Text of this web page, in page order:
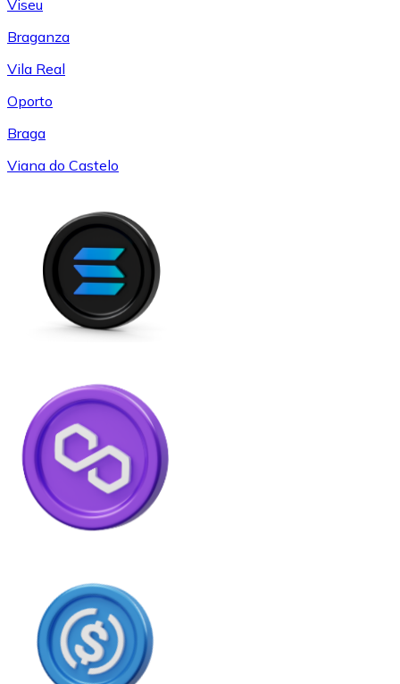
Viseu
Braganza
Vila Real
Oporto
Braga
Viana do Castelo